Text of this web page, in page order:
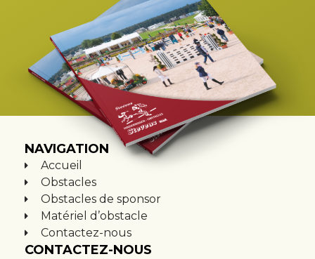
NAVIGATION
Accueil
Obstacles
Obstacles de sponsor
Matériel d’obstacle
Contactez-nous
CONTACTEZ-NOUS